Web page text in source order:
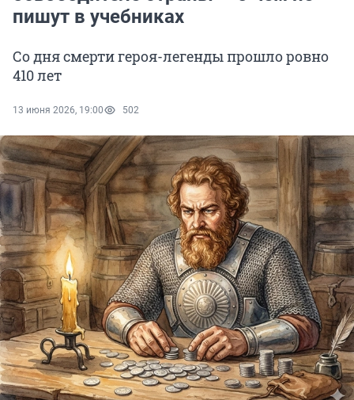
пишут в учебниках
Со дня смерти героя-легенды прошло ровно
410 лет
13 июня 2026, 19:00 502